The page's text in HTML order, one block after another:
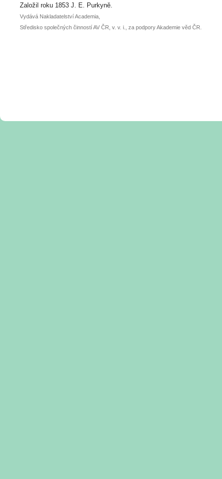
posteru je už 30. června.
Založil roku 1853 J. E. Purkyně.
Vydává Nakladatelství Academia,
Středisko společných činností AV ČR, v. v. i., za podpory Akademie věd ČR.